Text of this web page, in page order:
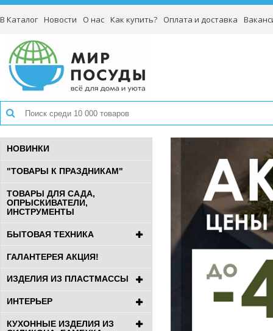
В Каталог Новости О нас Как купить? Оплата и доставка
НОВИНКИ
"ТОВАРЫ К ПРАЗДНИКАМ"
ТОВАРЫ ДЛЯ САДА,
ОПРЫСКИВАТЕЛИ,
ИНСТРУМЕНТЫ
БЫТОВАЯ ТЕХНИКА
ГАЛАНТЕРЕЯ АКЦИЯ!
ИЗДЕЛИЯ ИЗ ПЛАСТМАССЫ
ИНТЕРЬЕР
КУХОННЫЕ ИЗДЕЛИЯ ИЗ